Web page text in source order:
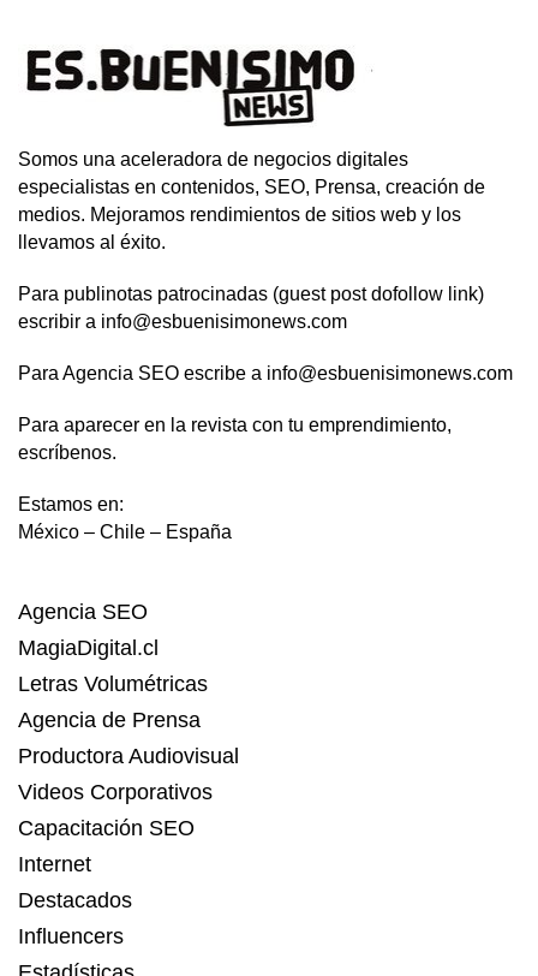
Somos una aceleradora de negocios digitales
especialistas en contenidos, SEO, Prensa, creación de
medios. Mejoramos rendimientos de sitios web y los
llevamos al éxito.
Para publinotas patrocinadas (guest post dofollow link)
escribir a info@esbuenisimonews.com
Para Agencia SEO escribe a info@esbuenisimonews.com
Para aparecer en la revista con tu emprendimiento,
escríbenos.
Estamos en:
México – Chile – España
Agencia SEO
MagiaDigital.cl
Letras Volumétricas
Agencia de Prensa
Productora Audiovisual
Videos Corporativos
Capacitación SEO
Internet
Destacados
Influencers